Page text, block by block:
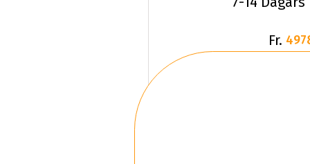
Fr.